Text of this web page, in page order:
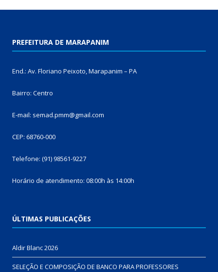
PREFEITURA DE MARAPANIM
End.: Av. Floriano Peixoto, Marapanim – PA
Bairro: Centro
E-mail: semad.pmm@gmail.com
CEP: 68760-000
Telefone: (91) 98561-9227
Horário de atendimento: 08:00h às 14:00h
ÚLTIMAS PUBLICAÇÕES
Aldir Blanc 2026
SELEÇÃO E COMPOSIÇÃO DE BANCO PARA PROFESSORES